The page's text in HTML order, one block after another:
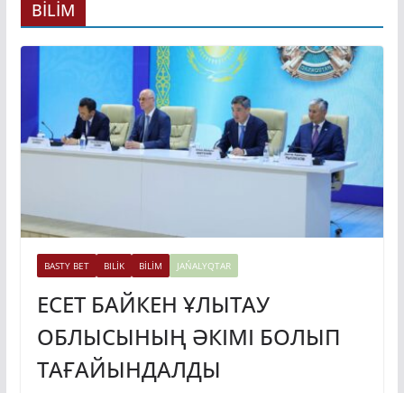
BİLİM
BASTY BET BILİK BİLİM JAŃALYQTAR
ЕСЕТ БАЙКЕН ҰЛЫТАУ
ОБЛЫСЫНЫҢ ӘКІМІ БОЛЫП
ТАҒАЙЫНДАЛДЫ